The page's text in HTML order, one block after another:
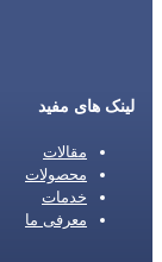
لینک های مفید
مقالات
محصولات
خدمات
معرفی ما